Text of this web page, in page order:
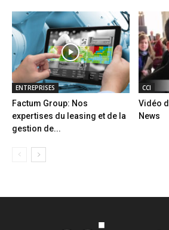
ENTREPRISES
Factum Group: Nos
expertises du leasing et de la
gestion de...
CCI
Vidéo
News